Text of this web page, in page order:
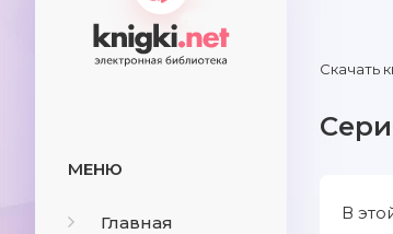
МЕНЮ
Главная
Скачать
В